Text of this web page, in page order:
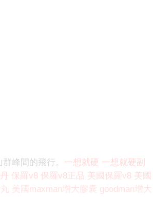
峰間的飛行。 一想就硬 一想就硬副
保羅v8 保羅v8正品 美國保羅v8 美國
美國maxman增大膠囊 goodman增大